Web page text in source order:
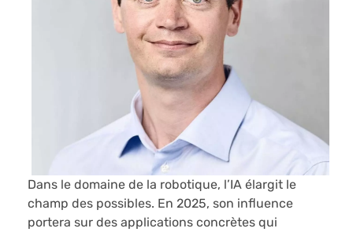
Dans le domaine de la robotique, l’IA élargit le
champ des possibles. En 2025, son influence
portera sur des applications concrètes qui